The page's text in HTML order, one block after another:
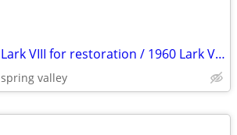
1961 Studebaker Lark VIII for restoration / 1960 Lark VIII Parts
spring valley